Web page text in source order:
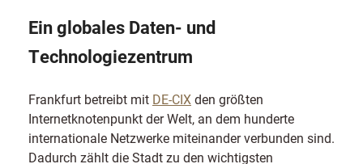
Ein globales Daten- und
Technologiezentrum
Frankfurt betreibt mit DE-CIXden größten
Internetknotenpunkt der Welt, an dem hunderte
internationale Netzwerke miteinander verbunden sind.
Dadurch zählt die Stadt zu den wichtigsten